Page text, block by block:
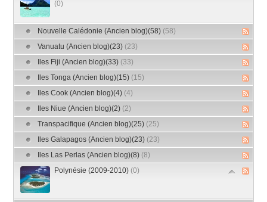
(0)
Nouvelle Calédonie (Ancien blog)(58) (58)
Vanuatu (Ancien blog)(23) (23)
Iles Fiji (Ancien blog)(33) (33)
Iles Tonga (Ancien blog)(15) (15)
Iles Cook (Ancien blog)(4) (4)
Iles Niue (Ancien blog)(2) (2)
Transpacifique (Ancien blog)(25) (25)
Iles Galapagos (Ancien blog)(23) (23)
Iles Las Perlas (Ancien blog)(8) (8)
Polynésie (2009-2010) (0)